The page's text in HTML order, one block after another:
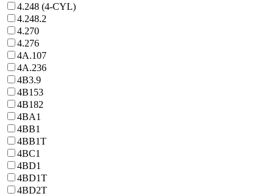
4.248 (4-CYL)
4.248.2
4.270
4.276
4A.107
4A.236
4B3.9
4B153
4B182
4BA1
4BB1
4BB1T
4BC1
4BD1
4BD1T
4BD2T